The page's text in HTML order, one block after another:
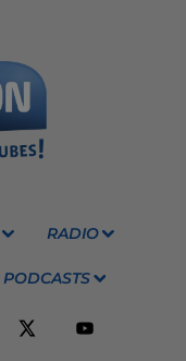
RADIO
PODCASTS